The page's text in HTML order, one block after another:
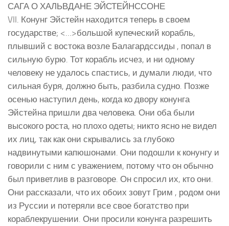
САГА О ХАЛЬВДАНЕ ЭЙСТЕЙНССОНЕ
VII. Конунг Эйстейн находится теперь в своем
государстве; <…>большой купеческий корабль,
плывший с востока возле Балагардссиды , попал в
сильную бурю. Тот корабль исчез, и ни одному
человеку не удалось спастись, и думали люди, что
сильная буря, должно быть, разбила судно. Позже
осенью наступил день, когда ко двору конунга
Эйстейна пришли два человека. Они оба были
высокого роста, но плохо одеты; никто ясно не видел
их лиц, так как они скрывались за глубоко
надвинутыми капюшонами. Они подошли к конунгу и
говорили с ним с уважением, потому что он обычно
был приветлив в разговоре. Он спросил их, кто они.
Они рассказали, что их обоих зовут Грим , родом они
из Руссии и потеряли все свое богатство при
кораблекрушении. Они просили конунга разрешить